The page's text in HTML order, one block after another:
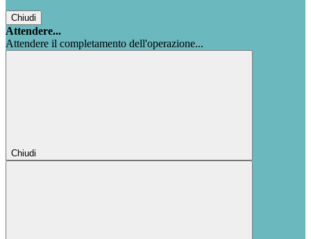
Chiudi
Attendere...
Attendere il completamento dell'operazione...
Chiudi